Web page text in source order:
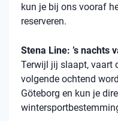
kun je bij ons vooraf
reserveren.
Stena Line: ’s nachts
Terwijl jij slaapt, vaart
volgende ochtend
Göteborg en kun je